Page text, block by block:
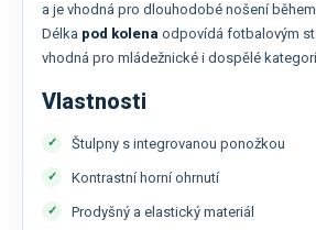
a je vhodná pro dlouhodobé nošení
Délka pod kolena odpovídá fotbalovým
vhodná pro mládežnické i dospělé
Vlastnosti
Štulpny s integrovanou ponožkou
Kontrastní horní ohrnutí
Prodyšný a elastický materiál